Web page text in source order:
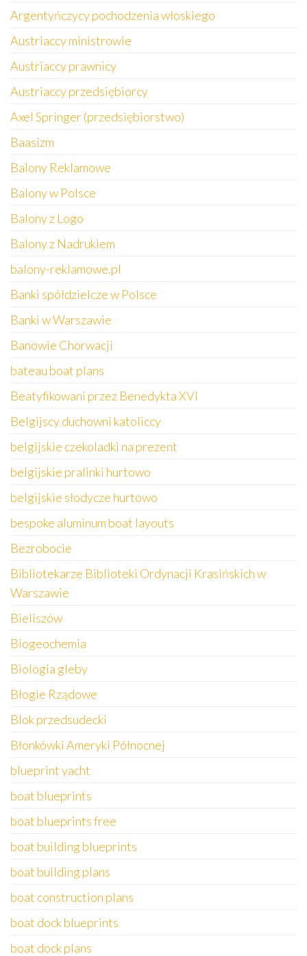
Argentyńczycy pochodzenia włoskiego
Austriaccy ministrowie
Austriaccy prawnicy
Austriaccy przedsiębiorcy
Axel Springer (przedsiębiorstwo)
Baasizm
Balony Reklamowe
Balony w Polsce
Balony z Logo
Balony z Nadrukiem
balony-reklamowe.pl
Banki spółdzielcze w Polsce
Banki w Warszawie
Banowie Chorwacji
bateau boat plans
Beatyfikowani przez Benedykta XVI
Belgijscy duchowni katoliccy
belgijskie czekoladki na prezent
belgijskie pralinki hurtowo
belgijskie słodycze hurtowo
bespoke aluminum boat layouts
Bezrobocie
Bibliotekarze Biblioteki Ordynacji Krasińskich w
Warszawie
Bieliszów
Biogeochemia
Biologia gleby
Błogie Rządowe
Blok przedsudecki
Błonkówki Ameryki Północnej
blueprint yacht
boat blueprints
boat blueprints free
boat building blueprints
boat building plans
boat construction plans
boat dock blueprints
boat dock plans